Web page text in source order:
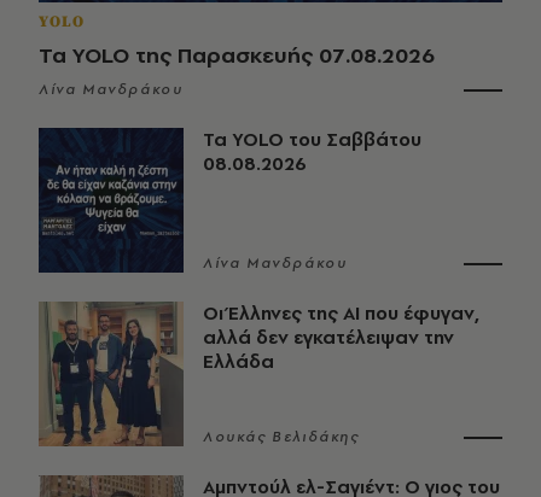
YOLO
Τα YOLO της Παρασκευής 07.08.2026
Λίνα Μανδράκου
Τα YOLO του Σαββάτου
08.08.2026
Λίνα Μανδράκου
Οι Έλληνες της ΑΙ που έφυγαν,
αλλά δεν εγκατέλειψαν την
Ελλάδα
Λουκάς Βελιδάκης
Αμπντούλ ελ-Σαγιέντ: Ο γιος του